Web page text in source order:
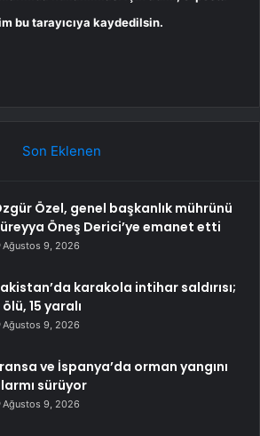
bu tarayıcıya kaydedilsin.
Son Eklenen
Özel, genel başkanlık mührünü
Öneş Derici’ye emanet etti
Ağustos 9, 2026
karakola intihar saldırısı;
ölü, 15 yaralı
Ağustos 9, 2026
ve İspanya’da orman yangını
sürüyor
Ağustos 9, 2026